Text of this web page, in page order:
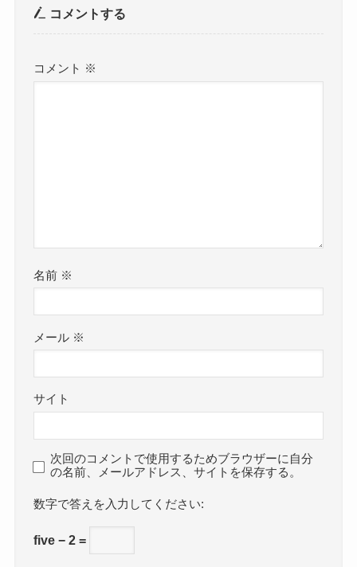
コメントする
コメント ※
名前 ※
メール ※
サイト
次回のコメントで使用するためブラウザーに自分
の名前、メールアドレス、サイトを保存する。
数字で答えを入力してください:
five − 2 =